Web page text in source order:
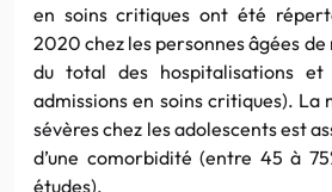
en soins critiques ont été
2020 chez les personnes âgées de
du total des hospitalisations
admissions en soins critiques).
sévères chez les adolescents est
d’une comorbidité (entre 45 à
études).